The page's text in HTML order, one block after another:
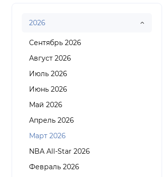
2026
Сентябрь 2026
Август 2026
Июль 2026
Июнь 2026
Май 2026
Апрель 2026
Март 2026
NBA All-Star 2026
Февраль 2026